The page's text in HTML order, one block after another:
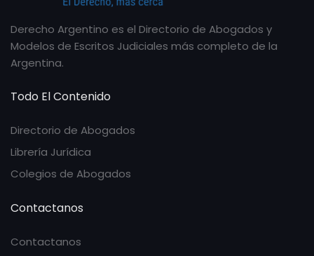
Derecho Argentino es el Directorio de Abogados y
Modelos de Escritos Judiciales más completo de la
Argentina.
Todo El Contenido
Directorio de Abogados
Librería Jurídica
Colegios de Abogados
Contactanos
Contactanos